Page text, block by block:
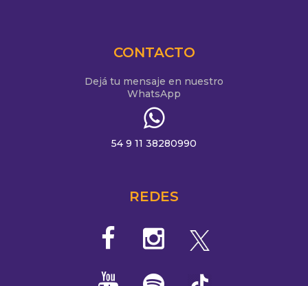
CONTACTO
Dejá tu mensaje en nuestro
WhatsApp
54 9 11 38280990
REDES